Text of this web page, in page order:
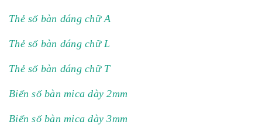
Thẻ số bàn dáng chữ A
Thẻ số bàn dáng chữ L
Thẻ số bàn dáng chữ T
Biển số bàn mica dày 2mm
Biển số bàn mica dày 3mm